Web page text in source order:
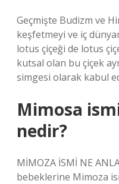
Geçmişte Budizm ve
keşfetmeyi ve iç
lotus çiçeği de lotus
kutsal olan bu çiçek
simgesi olarak kabul
Mimosa
nedir?
MİMOZA İSMİ NE
bebeklerine Mimoza